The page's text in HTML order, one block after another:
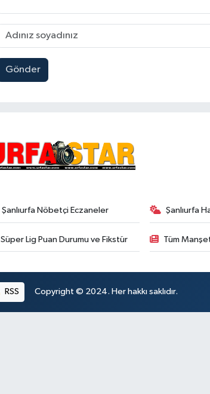
Gönder
Şanlıurfa Nöbetçi Eczaneler Şanlıurfa
Süper Lig Puan Durumu ve Fikstür Tüm
RSS Copyright © 2024. Her hakkı saklıdır.